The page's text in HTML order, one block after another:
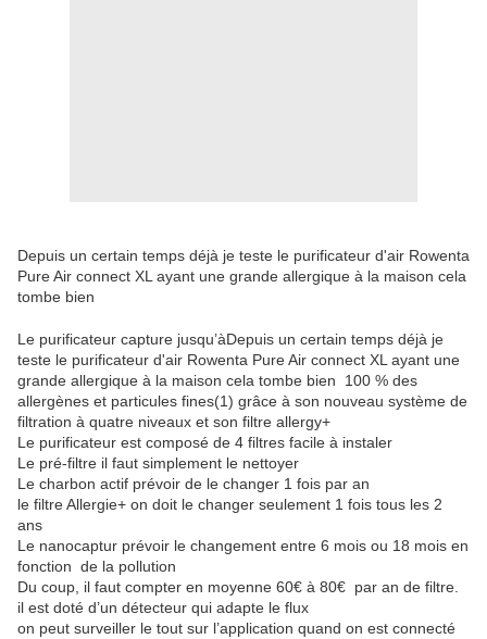
Depuis un certain temps déjà je teste le purificateur d'air Rowenta
Pure Air connect XL ayant une grande allergique à la maison cela
tombe bien
Le purificateur capture jusqu’àDepuis un certain temps déjà je
teste le purificateur d'air Rowenta Pure Air connect XL ayant une
grande allergique à la maison cela tombe bien 100 % des
allergènes et particules fines(1) grâce à son nouveau système de
filtration à quatre niveaux et son filtre allergy+
Le purificateur est composé de 4 filtres facile à instaler
Le pré-filtre il faut simplement le nettoyer
Le charbon actif prévoir de le changer 1 fois par an
le filtre Allergie+ on doit le changer seulement 1 fois tous les 2
ans
Le nanocaptur prévoir le changement entre 6 mois ou 18 mois en
fonction de la pollution
Du coup, il faut compter en moyenne 60€ à 80€ par an de filtre.
il est doté d’un détecteur qui adapte le flux
on peut surveiller le tout sur l’application quand on est connecté